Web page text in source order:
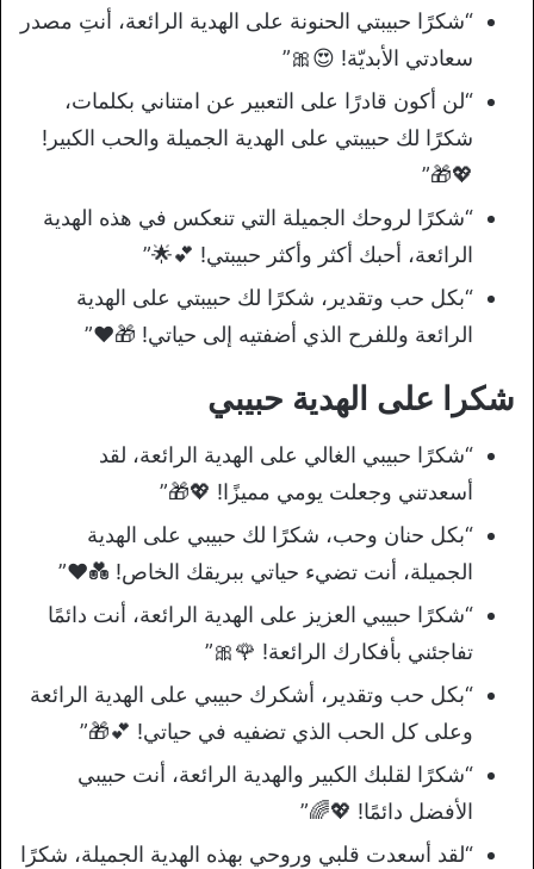
“شكرًا حبيبتي الحنونة على الهدية الرائعة، أنتِ مصدر
سعادتي الأبديّة! 😍🎀”
“لن أكون قادرًا على التعبير عن امتناني بكلمات،
شكرًا لك حبيبتي على الهدية الجميلة والحب الكبير!
💖🎁”
“شكرًا لروحك الجميلة التي تنعكس في هذه الهدية
الرائعة، أحبك أكثر وأكثر حبيبتي! 💕🌟”
“بكل حب وتقدير، شكرًا لك حبيبتي على الهدية
الرائعة وللفرح الذي أضفتيه إلى حياتي! 🎁❤️”
شكرا على الهدية حبيبي
“شكرًا حبيبي الغالي على الهدية الرائعة، لقد
أسعدتني وجعلت يومي مميزًا! 💖🎁”
“بكل حنان وحب، شكرًا لك حبيبي على الهدية
الجميلة، أنت تضيء حياتي ببريقك الخاص! 💑❤️”
“شكرًا حبيبي العزيز على الهدية الرائعة، أنت دائمًا
تفاجئني بأفكارك الرائعة! 🌹🎀”
“بكل حب وتقدير، أشكرك حبيبي على الهدية الرائعة
وعلى كل الحب الذي تضفيه في حياتي! 💕🎁”
“شكرًا لقلبك الكبير والهدية الرائعة، أنت حبيبي
الأفضل دائمًا! 💖🌈”
“لقد أسعدت قلبي وروحي بهذه الهدية الجميلة، شكرًا